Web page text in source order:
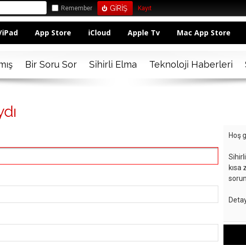
Remember Kayıt
App Store iCloud Apple Tv Mac App Store
Bir Soru Sor Sihirli Elma Teknoloji Haberleri
Hoş
kısa